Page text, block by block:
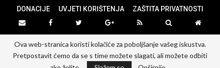
DONACIJE
UVJETI KORIŠTENJA ZAŠTITA PRIVATNOSTI
© 2026 - PANOPTICUM. All Rights Reserved.
Website Design:PANOPTICUM
Ova web-stranica koristi kolačiće za poboljšanje vašeg iskustva.
Pretpostavit ćemo da se s time možete slagati, ali možete odbiti